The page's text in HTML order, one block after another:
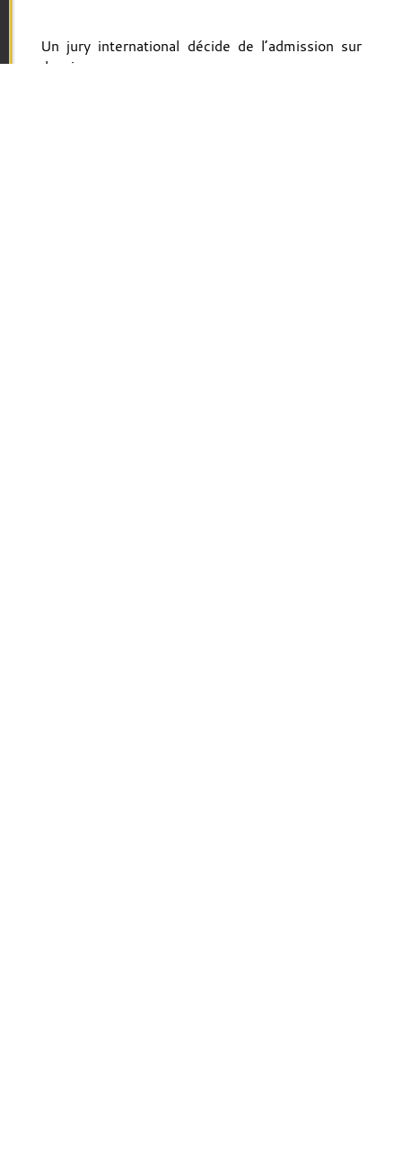
Un jury international décide de l’admission sur
dossier.